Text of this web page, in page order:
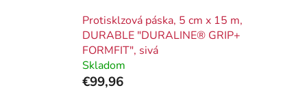
Protisklzová páska, 5 cm x 15 m,
DURABLE "DURALINE® GRIP+
FORMFIT", sivá
Skladom
€99,96